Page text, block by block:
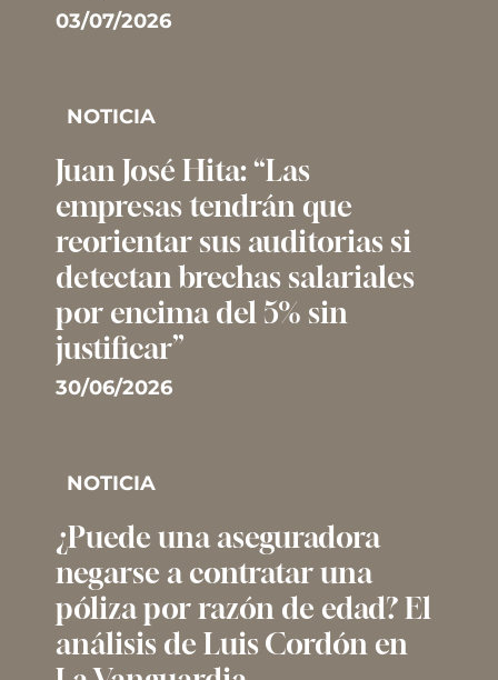
03/07/2026
NOTICIA
Juan José Hita: “Las
empresas tendrán que
reorientar sus auditorias si
detectan brechas salariales
por encima del 5% sin
justificar”
30/06/2026
NOTICIA
¿Puede una aseguradora
negarse a contratar una
póliza por razón de edad? El
análisis de Luis Cordón en